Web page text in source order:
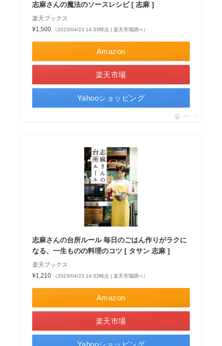
志麻さんの魔法のソースレシピ [ 志麻 ]
楽天ブックス
¥1,500
（2023/04/23 14:33時点 | 楽天市場調べ）
Amazon
楽天市場
Yahooショッピング
ポチップ
志麻さんの台所ルール 毎日のごはん作りがラクに
なる、一生ものの料理のコツ [ タサン 志麻 ]
楽天ブックス
¥1,210
（2023/04/23 14:33時点 | 楽天市場調べ）
Amazon
楽天市場